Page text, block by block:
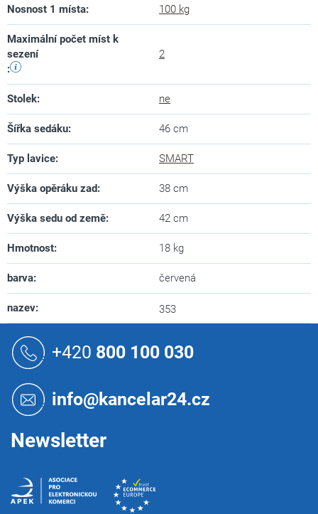
Nosnost 1 místa: 100 kg
Maximální počet míst k
sezení
:
2
Stolek: ne
Šířka sedáku: 46 cm
Typ lavice: SMART
Výška opěráku zad: 38 cm
Výška sedu od země: 42 cm
Hmotnost: 18 kg
barva: červená
nazev: 353
+420 800 100 030
info@kancelar24.cz
Newsletter